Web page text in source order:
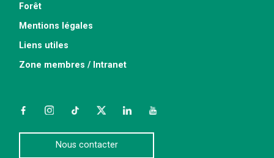
Forêt
Mentions légales
Liens utiles
Zone membres / Intranet
FacebookInstagramTikTokTwitterLinkedInYouTube
Nous contacter